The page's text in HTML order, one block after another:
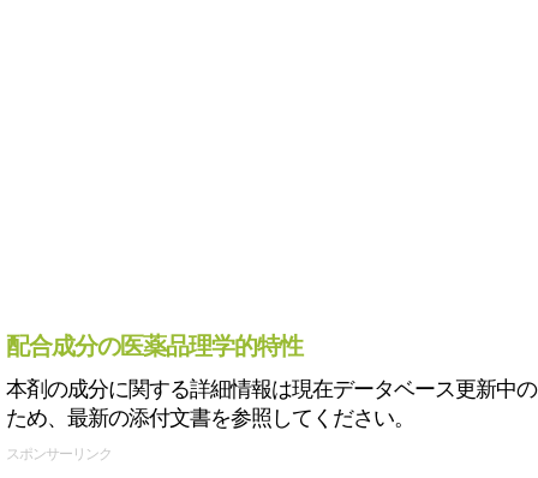
配合成分の医薬品理学的特性
本剤の成分に関する詳細情報は現在データベース更新中の
ため、最新の添付文書を参照してください。
スポンサーリンク